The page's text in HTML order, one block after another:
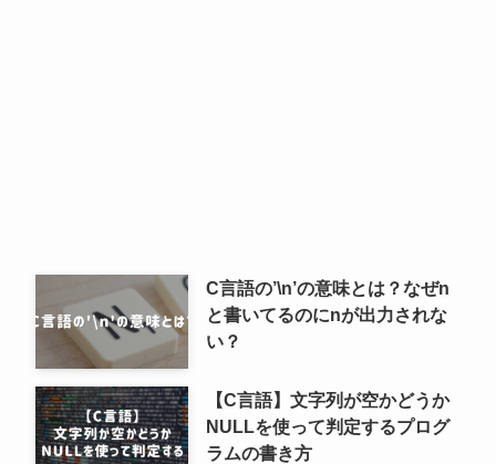
C言語の’\n’の意味とは？なぜn
と書いてるのにnが出力されな
い？
【C言語】文字列が空かどうか
NULLを使って判定するプログ
ラムの書き方